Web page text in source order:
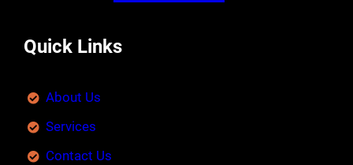
Quick Links
About Us
Services
Contact Us